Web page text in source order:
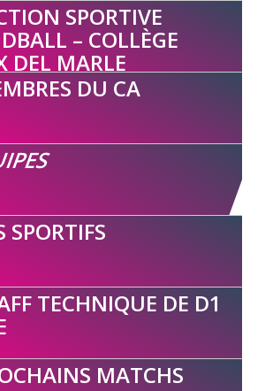
SPORTIVE
– COLLÈGE
DEL MARLE
DU CA
SPORTIFS
TECHNIQUE DE D1
MATCHS